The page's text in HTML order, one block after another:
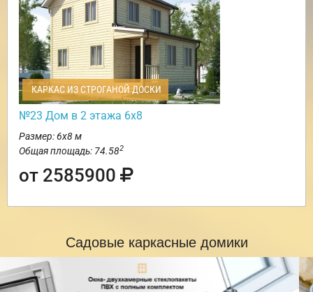
КАРКАС ИЗ СТРОГАНОЙ ДОСКИ
№23 Дом в 2 этажа 6х8
Размер: 6х8 м
Общая площадь: 74.582
от 2585900
Садовые каркасные домики